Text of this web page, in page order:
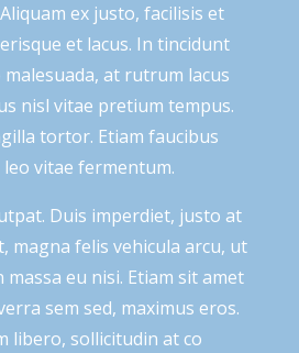
ex justo, facilisis et
et lacus. In tincidunt
at rutrum lacus
nisl vitae pretium tempus.
tortor. Etiam faucibus
vitae fermentum.
Duis imperdiet, justo at
magna felis vehicula arcu, ut
eu nisi. Etiam sit amet
sem sed, maximus eros.
libero, sollicitudin at co